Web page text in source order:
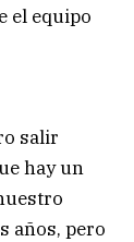
el equipo
salir
hay un
años, pero